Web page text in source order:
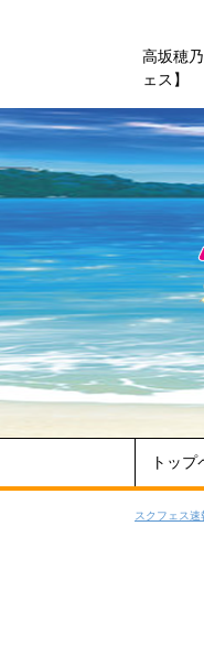
高坂穂
ェス】
トップ
スクフェス